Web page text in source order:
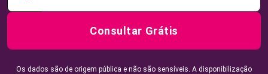
Consultar Grátis
Os dados são de origem pública e não são sensíveis. A disponibilização